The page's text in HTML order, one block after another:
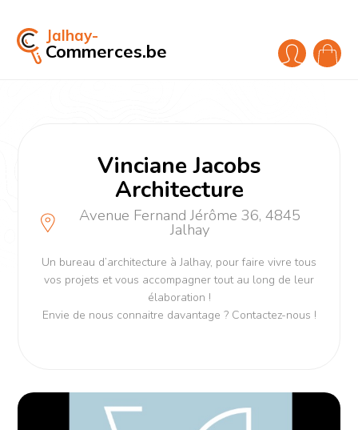
Jalhay-
Commerces.be
Vinciane Jacobs
Architecture
Avenue Fernand Jérôme 36, 4845
Jalhay
Un bureau d’architecture à Jalhay, pour faire vivre tous
vos projets et vous accompagner tout au long de leur
élaboration !
Envie de nous connaitre davantage ? Contactez-nous !